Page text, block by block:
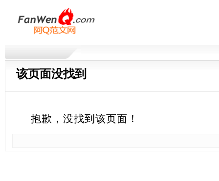
该页面没找到
抱歉，没找到该页面！